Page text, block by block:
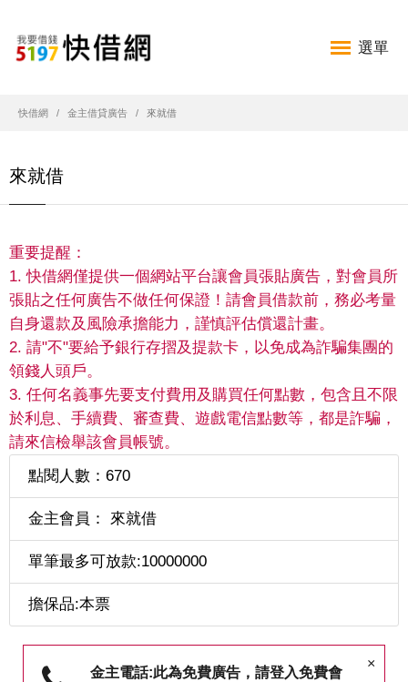
選單
快借網 金主借貸廣告 來就借
來就借
重要提醒：
1. 快借網僅提供一個網站平台讓會員張貼廣告，對會員所
張貼之任何廣告不做任何保證！請會員借款前，務必考量
自身還款及風險承擔能力，謹慎評估償還計畫。
2. 請"不"要給予銀行存摺及提款卡，以免成為詐騙集團的
領錢人頭戶。
3. 任何名義事先要支付費用及購買任何點數，包含且不限
於利息、手續費、審查費、遊戲電信點數等，都是詐騙，
請來信檢舉該會員帳號。
點閱人數：670
金主會員： 來就借
單筆最多可放款:10000000
擔保品:本票
×
金主電話:此為免費廣告，請登入免費會